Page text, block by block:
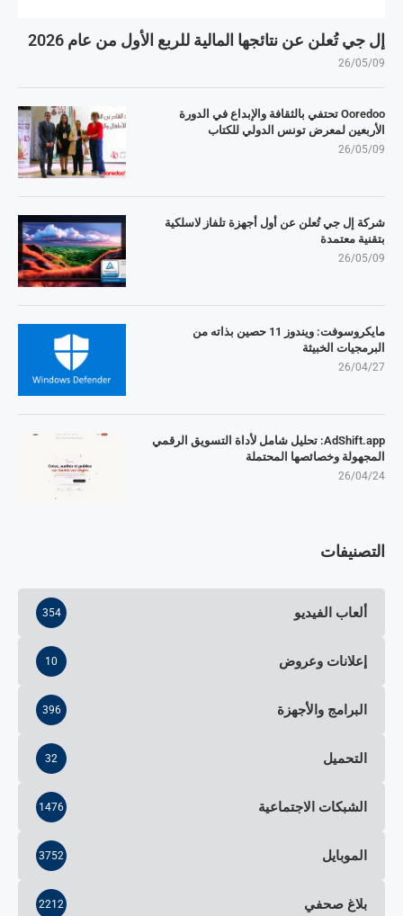
إل جي تُعلن عن نتائجها المالية للربع الأول من عام 2026
26/05/09
Ooredoo تحتفي بالثقافة والإبداع في الدورة
الأربعين لمعرض تونس الدولي للكتاب
26/05/09
شركة إل جي تُعلن عن أول أجهزة تلفاز لاسلكية
بتقنية معتمدة
26/05/09
مايكروسوفت: ويندوز 11 حصين بذاته من
البرمجيات الخبيثة
26/04/27
AdShift.app: تحليل شامل لأداة التسويق الرقمي
المجهولة وخصائصها المحتملة
26/04/24
التصنيفات
ألعاب الفيديو 354
إعلانات وعروض 10
البرامج والأجهزة 396
التحميل 32
الشبكات الاجتماعية 1476
الموبايل 3752
بلاغ صحفي 2212